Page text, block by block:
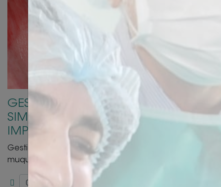
GESTION DES DÉFAUTS TISSULAIRES
SIMPLES : DE L’OS À LA MUQUEUSE
IMPLANTAIRE
Gestion des défauts tissulaires simples : de l’os à la
muqueuse implantaire